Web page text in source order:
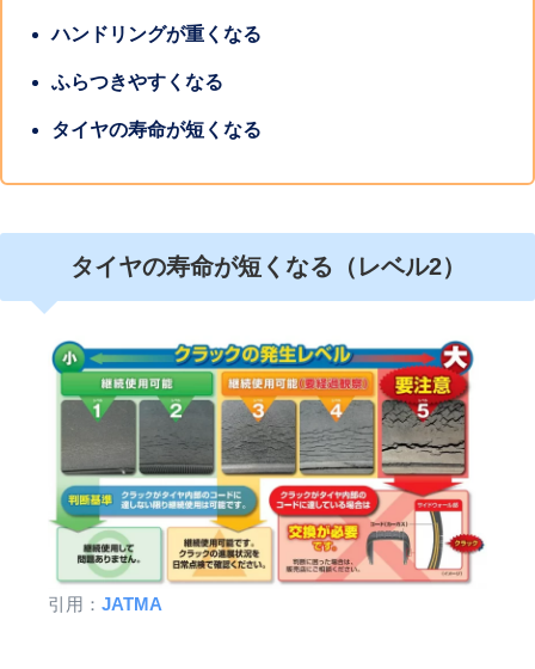
ハンドリングが重くなる
ふらつきやすくなる
タイヤの寿命が短くなる
タイヤの寿命が短くなる（レベル2）
引用： JATMA